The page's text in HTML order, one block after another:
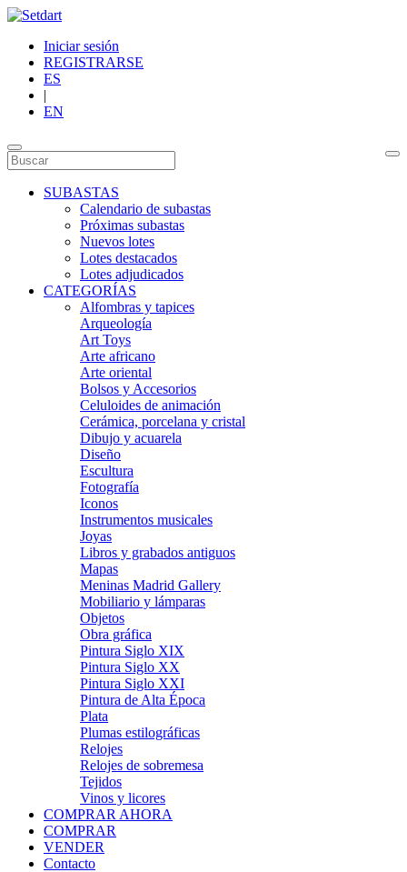
Iniciar sesión
REGISTRARSE
ES
|
EN
SUBASTAS
Calendario de subastas
Próximas subastas
Nuevos lotes
Lotes destacados
Lotes adjudicados
CATEGORÍAS
Alfombras y tapices
Arqueología
Art Toys
Arte africano
Arte oriental
Bolsos y Accesorios
Celuloides de animación
Cerámica, porcelana y cristal
Dibujo y acuarela
Diseño
Escultura
Fotografía
Iconos
Instrumentos musicales
Joyas
Libros y grabados antiguos
Mapas
Meninas Madrid Gallery
Mobiliario y lámparas
Objetos
Obra gráfica
Pintura Siglo XIX
Pintura Siglo XX
Pintura Siglo XXI
Pintura de Alta Época
Plata
Plumas estilográficas
Relojes
Relojes de sobremesa
Tejidos
Vinos y licores
COMPRAR AHORA
COMPRAR
VENDER
Contacto